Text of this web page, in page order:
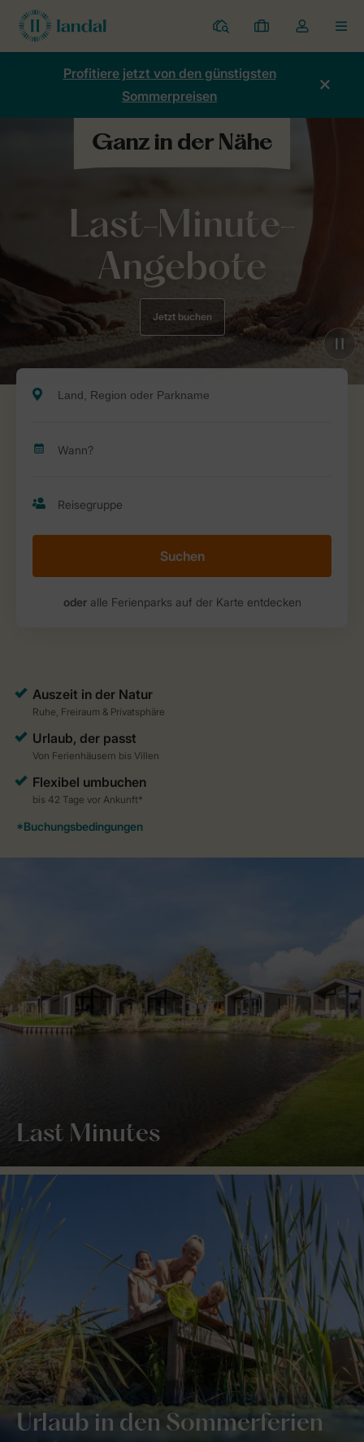
Ferienparks
Meine
Buchungen
Dropdown-
Menü
Kontos
Profitiere jetzt von den günstigsten
Sommerpreisen
Last-Minute-
Angebote
Jetzt buchen
Suchen
oderalle Ferienparks auf der Karte entdecken
Last Minutes
Urlaub in den Sommerferien